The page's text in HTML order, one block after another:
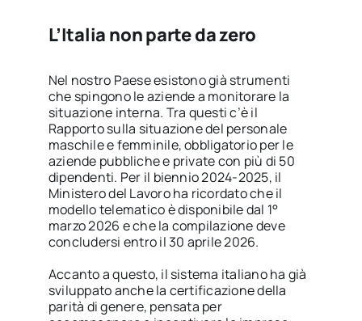
L’Italia non parte da zero
Nel nostro Paese esistono già strumenti
che spingono le aziende a monitorare la
situazione interna. Tra questi c’è il
Rapporto sulla situazione del personale
maschile e femminile, obbligatorio per le
aziende pubbliche e private con più di 50
dipendenti. Per il biennio 2024-2025, il
Ministero del Lavoro ha ricordato che il
modello telematico è disponibile dal 1°
marzo 2026 e che la compilazione deve
concludersi entro il 30 aprile 2026.
Accanto a questo, il sistema italiano ha già
sviluppato anche la certificazione della
parità di genere, pensata per